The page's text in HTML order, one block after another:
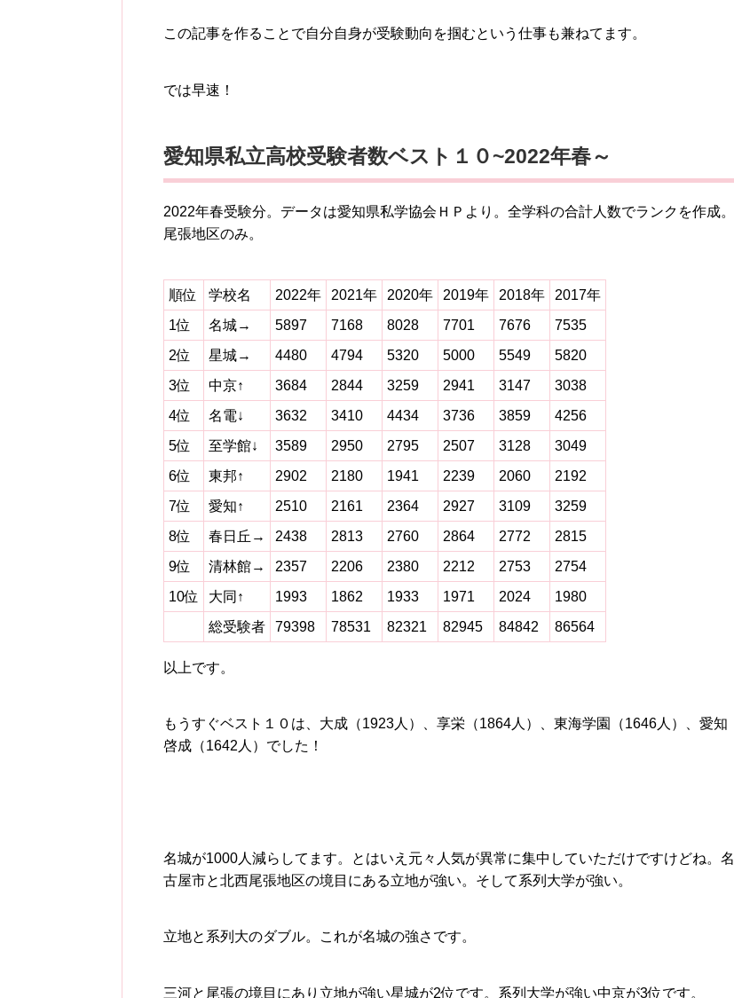
この記事を作ることで自分自身が受験動向を掴むという仕事も兼ねてます。
では早速！
愛知県私立高校受験者数ベスト１０~2022年春～
2022年春受験分。データは愛知県私学協会ＨＰより。全学科の合計人数でランクを作成。
尾張地区のみ。
順位 学校名 2022年 2021年 2020年 2019年 2018年
2017年
1位
名城→ 5897 7168 8028 7701 7676
7535
2位
星城→ 4480 4794 5320 5000 5549
5820
3位
中京↑ 3684 2844 3259 2941 3147
3038
4位
名電↓ 3632 3410 4434 3736 3859
4256
5位
至学館↓ 3589 2950 2795 2507 3128
3049
6位
東邦↑ 2902 2180 1941 2239 2060
2192
7位
愛知↑ 2510 2161 2364 2927 3109
3259
8位
春日丘→ 2438 2813 2760 2864 2772
2815
9位
清林館→ 2357 2206 2380 2212 2753
2754
10位
大同↑ 1993 1862 1933 1971 2024
1980
総受験者
79398 78531 82321 82945 84842 86564
以上です。
もうすぐベスト１０は、大成（1923人）、享栄（1864人）、東海学園（1646人）、愛知
啓成（1642人）でした！
名城が1000人減らしてます。とはいえ元々人気が異常に集中していただけですけどね。名
古屋市と北西尾張地区の境目にある立地が強い。そして系列大学が強い。
立地と系列大のダブル。これが名城の強さです。
三河と尾張の境目にあり立地が強い星城が2位です。系列大学が強い中京が3位です。